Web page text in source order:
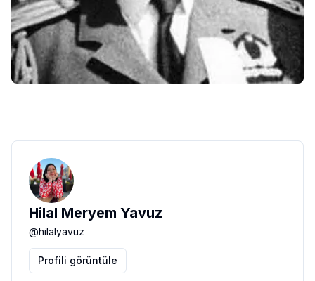
Hilal Meryem Yavuz
@hilalyavuz
Profili görüntüle